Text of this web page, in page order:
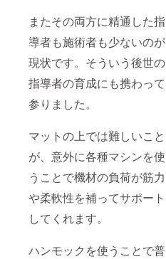
またその両方に精通した指
導者も施術者も少ないのが
現状です。そういう後世の
指導者の育成にも携わって
参りました。
マットの上では難しいこと
が、意外に各種マシンを使
うことで機材の負荷が筋力
や柔軟性を補ってサポート
してくれます。
ハンモックを使うことで普